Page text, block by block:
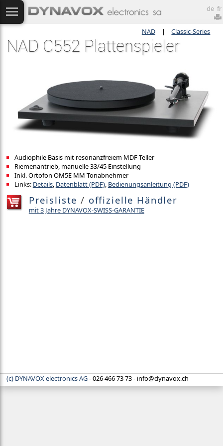
de fr
NAD | Classic-Series
NAD C552 Plattenspieler
Audiophile Basis mit resonanzfreiem MDF-Teller
Riemenantrieb, manuelle 33/45 Einstellung
Inkl. Ortofon OM5E MM Tonabnehmer
Links: Details, Datenblatt (PDF), Bedienungsanleitung (PDF)
Preisliste / offizielle Händler
mit 3 Jahre DYNAVOX-SWISS-GARANTIE
(c) DYNAVOX electronics AG- 026 466 73 73 - info‍@‍dynavox.ch